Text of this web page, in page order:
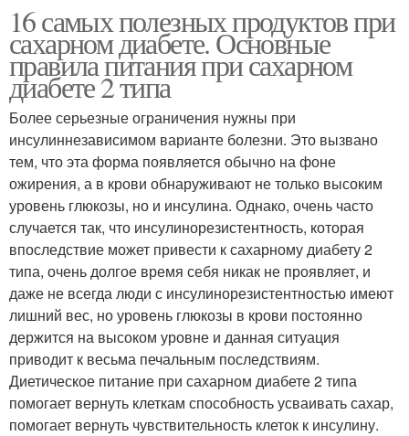
16 самых полезных продуктов при
сахарном диабете. Основные
правила питания при сахарном
диабете 2 типа
Более серьезные ограничения нужны при
инсулиннезависимом варианте болезни. Это вызвано
тем, что эта форма появляется обычно на фоне
ожирения, а в крови обнаруживают не только высоким
уровень глюкозы, но и инсулина. Однако, очень часто
случается так, что инсулинорезистентность, которая
впоследствие может привести к сахарному диабету 2
типа, очень долгое время себя никак не проявляет, и
даже не всегда люди с инсулинорезистентностью имеют
лишний вес, но уровень глюкозы в крови постоянно
держится на высоком уровне и данная ситуация
приводит к весьма печальным последствиям.
Диетическое питание при сахарном диабете 2 типа
помогает вернуть клеткам способность усваивать сахар,
помогает вернуть чувствительность клеток к инсулину.